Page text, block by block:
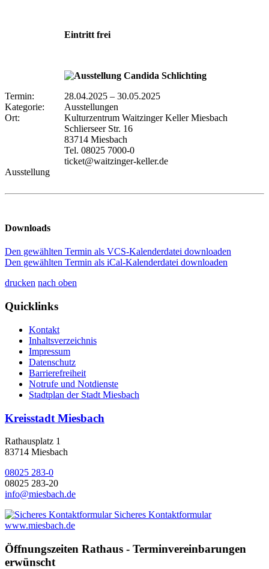
Eintritt frei
Termin: 28.04.2025 – 30.05.2025
Kategorie:
Ausstellungen
Ort:
Kulturzentrum Waitzinger Keller Miesbach
Schlierseer Str. 16
83714 Miesbach
Tel. 08025 7000-0
ticket@waitzinger-keller.de
Ausstellung
Downloads
Den gewählten Termin als VCS-Kalenderdatei downloaden
Den gewählten Termin als iCal-Kalenderdatei downloaden
drucken nach oben
Quicklinks
Kontakt
Inhaltsverzeichnis
Impressum
Datenschutz
Barrierefreiheit
Notrufe und Notdienste
Stadtplan der Stadt Miesbach
Kreisstadt Miesbach
Rathausplatz 1
83714 Miesbach
08025 283-0
08025 283-20
info@miesbach.de
Sicheres Kontaktformular
www.miesbach.de
Öffnungszeiten Rathaus - Terminvereinbarungen
erwünscht